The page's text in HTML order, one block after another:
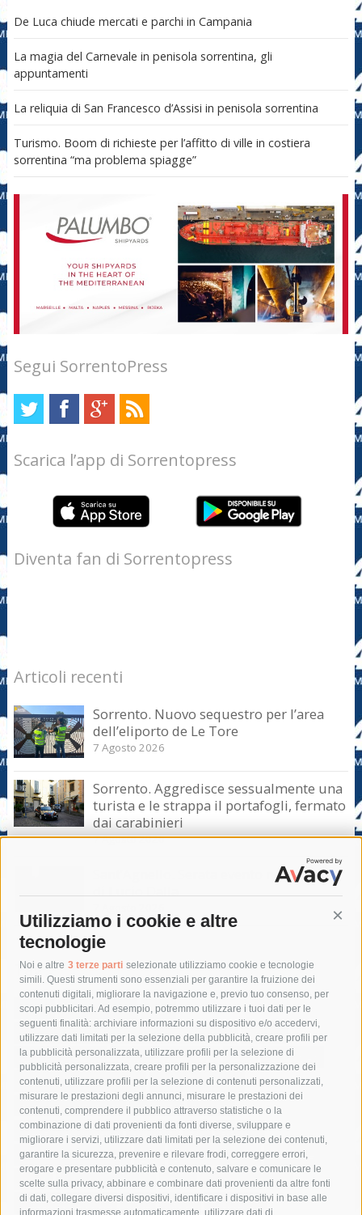
Utilizziamo i cookie e altre
tecnologie
Noi e altre 3 terze parti selezionate utilizziamo cookie e tecnologie
simili. Questi strumenti sono essenziali per garantire la fruizione dei
contenuti digitali, migliorare la navigazione e, previo tuo consenso, per
scopi pubblicitari. Ad esempio, potremmo utilizzare i tuoi dati per le
seguenti finalità: archiviare informazioni su dispositivo e/o accedervi,
utilizzare dati limitati per la selezione della pubblicità, creare profili per
la pubblicità personalizzata, utilizzare profili per la selezione di
pubblicità personalizzata, creare profili per la personalizzazione dei
contenuti, utilizzare profili per la selezione di contenuti personalizzati,
misurare le prestazioni degli annunci, misurare le prestazioni dei
contenuti, comprendere il pubblico attraverso statistiche o la
combinazione di dati provenienti da fonti diverse, sviluppare e
migliorare i servizi, utilizzare dati limitati per la selezione dei contenuti,
garantire la sicurezza, prevenire e rilevare frodi, correggere errori,
erogare e presentare pubblicità e contenuto, salvare e comunicare le
scelte sulla privacy, abbinare e combinare dati provenienti da altre fonti
di dati, collegare diversi dispositivi, identificare i dispositivi in base alle
informazioni trasmesse automaticamente, utilizzare dati di
De Luca chiude mercati e parchi in Campania
La magia del Carnevale in penisola sorrentina, gli
appuntamenti
La reliquia di San Francesco d’Assisi in penisola sorrentina
Turismo. Boom di richieste per l’affitto di ville in costiera
sorrentina “ma problema spiagge”
Segui SorrentoPress
Scarica l’app di Sorrentopress
Diventa fan di Sorrentopress
Articoli recenti
Sorrento. Nuovo sequestro per l’area
dell’eliporto de Le Tore
7 Agosto 2026
Sorrento. Aggredisce sessualmente una
turista e le strappa il portafogli, fermato
dai carabinieri
7 Agosto 2026
Sant’Agnello. Serata evento nel ricordo
di Lucio Dalla
Tag
acqua allerta meteo
anas
area marina protetta di punta campanella
arresto
Asl Napoli 3 sud
capitaneria di porto capri
carabinieri
castellammare di stabia
circumvesuviana
comune di sorrento
concerto
contagi
costiera amalfitana
covid-19 eav
elezioni
fondazione sorrento
gori guardia costiera
incidente
lavori
lorenzo balducelli mare
massa lubrense
massimo coppola
Meta napoli ordinanza